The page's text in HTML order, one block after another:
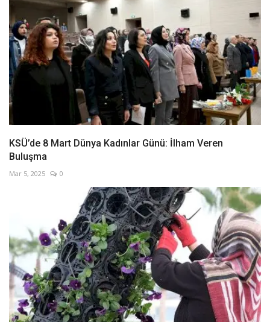
KSÜ’de 8 Mart Dünya Kadınlar Günü: İlham Veren
Buluşma
Mar 5, 2025 0